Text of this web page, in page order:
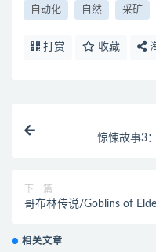
自动化 自然 采矿
打赏 收藏
惊悚故事3
下一篇
哥布林传说/Goblins of
相关文章